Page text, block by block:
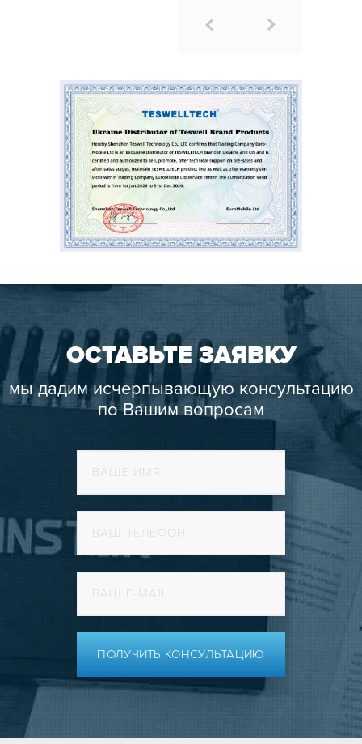
ОСТАВЬТЕ ЗАЯВКУ
мы дадим исчерпывающую консультацию
по Вашим вопросам
ПОЛУЧИТЬ КОНСУЛЬТАЦИЮ